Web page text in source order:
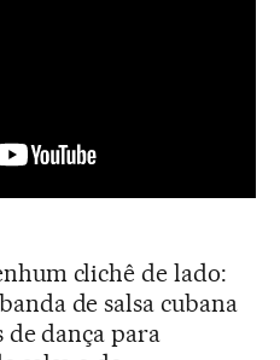
clichê de lado:
de salsa cubana
dança para